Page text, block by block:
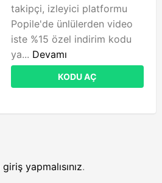
takipçi, izleyici platformu
Popile'de ünlülerden video
iste %15 özel indirim kodu
ya... Devamı
KODU AÇ
giriş yapmalısınız.